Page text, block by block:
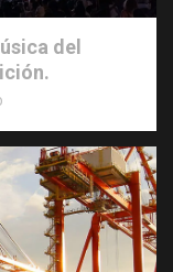
del